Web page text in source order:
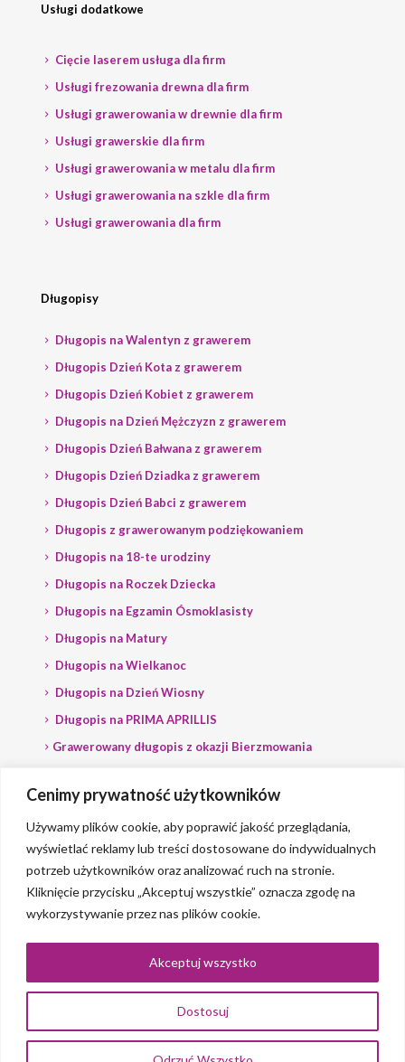
Cenimy prywatność użytkowników
Używamy plików cookie, aby poprawić jakość przeglądania,
wyświetlać reklamy lub treści dostosowane do indywidualnych
potrzeb użytkowników oraz analizować ruch na stronie.
Kliknięcie przycisku „Akceptuj wszystkie” oznacza zgodę na
wykorzystywanie przez nas plików cookie.
Dostosuj
Akceptuj wszystko
Usługi dodatkowe
Cięcie laserem usługa dla firm
Usługi frezowania drewna dla firm
Usługi grawerowania w drewnie dla firm
Usługi grawerskie dla firm
Usługi grawerowania w metalu dla firm
Usługi grawerowania na szkle dla firm
Usługi grawerowania dla firm
Długopisy
Długopis na Walentyn z grawerem
Długopis Dzień Kota z grawerem
Długopis Dzień Kobiet z grawerem
Długopis na Dzień Mężczyzn z grawerem
Długopis Dzień Bałwana z grawerem
Długopis Dzień Dziadka z grawerem
Długopis Dzień Babci z grawerem
Długopis z grawerowanym podziękowaniem
Długopis na 18-te urodziny
Długopis na Roczek Dziecka
Długopis na Egzamin Ósmoklasisty
Długopis na Matury
Długopis na Wielkanoc
Długopis na Dzień Wiosny
Długopis na PRIMA APRILLIS
Grawerowany długopis z okazji Bierzmowania
Grawerowany długopis dla Polityka
© 2023 Grawerlik |2QBS